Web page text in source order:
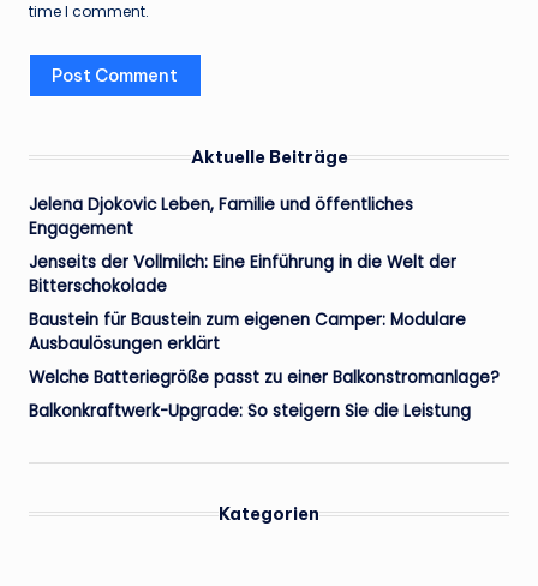
time I comment.
Aktuelle Beiträge
Jelena Djokovic Leben, Familie und öffentliches
Engagement
Jenseits der Vollmilch: Eine Einführung in die Welt der
Bitterschokolade
Baustein für Baustein zum eigenen Camper: Modulare
Ausbaulösungen erklärt
Welche Batteriegröße passt zu einer Balkonstromanlage?
Balkonkraftwerk-Upgrade: So steigern Sie die Leistung
Kategorien